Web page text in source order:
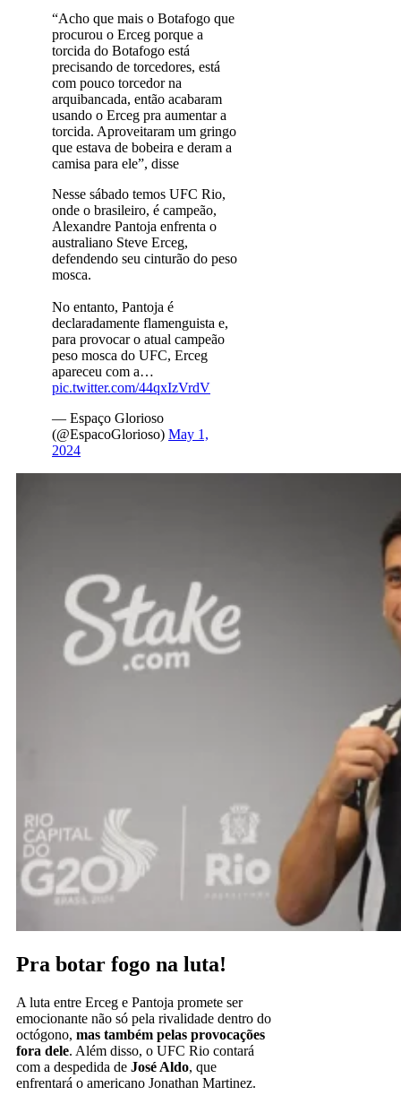
“Acho que mais o Botafogo que
procurou o Erceg porque a
torcida do Botafogo está
precisando de torcedores, está
com pouco torcedor na
arquibancada, então acabaram
usando o Erceg pra aumentar a
torcida. Aproveitaram um gringo
que estava de bobeira e deram a
camisa para ele”, disse
Nesse sábado temos UFC Rio,
onde o brasileiro, é campeão,
Alexandre Pantoja enfrenta o
australiano Steve Erceg,
defendendo seu cinturão do peso
mosca.
No entanto, Pantoja é
declaradamente flamenguista e,
para provocar o atual campeão
peso mosca do UFC, Erceg
apareceu com a…
pic.twitter.com/44qxIzVrdV
— Espaço Glorioso
(@EspacoGlorioso) May 1,
2024
Pra botar fogo na luta!
A luta entre Erceg e Pantoja promete ser
emocionante não só pela rivalidade dentro do
octógono, mas também pelas provocações
fora dele. Além disso, o UFC Rio contará
com a despedida de José Aldo, que
enfrentará o americano Jonathan Martinez.